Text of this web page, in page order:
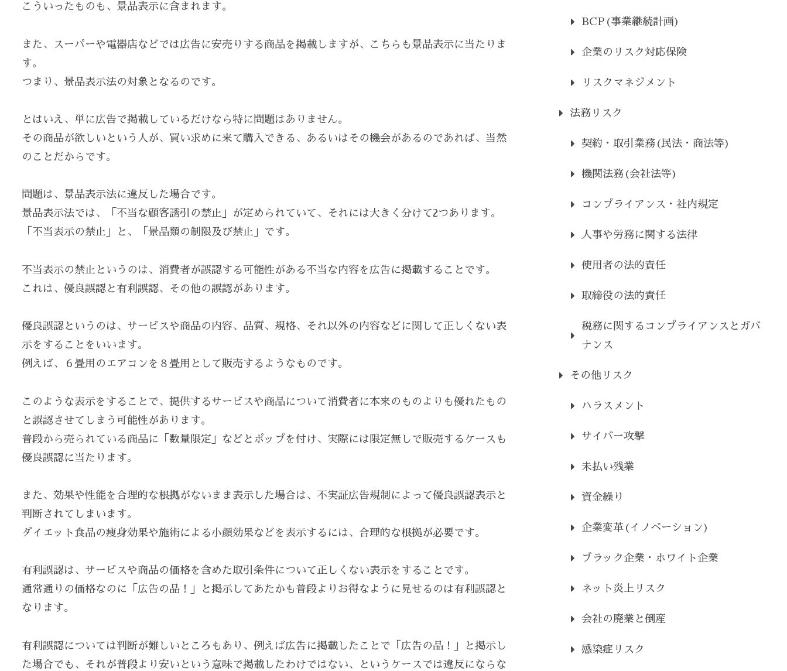
こういったものも、景品表示に含まれます。
また、スーパーや電器店などでは広告に安売りする商品を掲載しますが、こちらも景品表示に当たりま
す。
つまり、景品表示法の対象となるのです。
とはいえ、単に広告で掲載しているだけなら特に問題はありません。
その商品が欲しいという人が、買い求めに来て購入できる、あるいはその機会があるのであれば、当然
のことだからです。
問題は、景品表示法に違反した場合です。
景品表示法では、「不当な顧客誘引の禁止」が定められていて、それには大きく分けて2つあります。
「不当表示の禁止」と、「景品類の制限及び禁止」です。
不当表示の禁止というのは、消費者が誤認する可能性がある不当な内容を広告に掲載することです。
これは、優良誤認と有利誤認、その他の誤認があります。
優良誤認というのは、サービスや商品の内容、品質、規格、それ以外の内容などに関して正しくない表
示をすることをいいます。
例えば、６畳用のエアコンを８畳用として販売するようなものです。
このような表示をすることで、提供するサービスや商品について消費者に本来のものよりも優れたもの
と誤認させてしまう可能性があります。
普段から売られている商品に「数量限定」などとポップを付け、実際には限定無しで販売するケースも
優良誤認に当たります。
また、効果や性能を合理的な根拠がないまま表示した場合は、不実証広告規制によって優良誤認表示と
判断されてしまいます。
ダイエット食品の痩身効果や施術による小顔効果などを表示するには、合理的な根拠が必要です。
有利誤認は、サービスや商品の価格を含めた取引条件について正しくない表示をすることです。
通常通りの価格なのに「広告の品！」と掲示してあたかも普段よりお得なように見せるのは有利誤認と
なります。
有利誤認については判断が難しいところもあり、例えば広告に掲載したことで「広告の品！」と掲示し
た場合でも、それが普段より安いという意味で掲載したわけではない、というケースでは違反にならな
BCP(事業継続計画)
企業のリスク対応保険
リスクマネジメント
法務リスク
契約・取引業務(民法・商法等)
機関法務(会社法等)
コンプライアンス・社内規定
人事や労務に関する法律
使用者の法的責任
取締役の法的責任
税務に関するコンプライアンスとガバ
ナンス
その他リスク
ハラスメント
サイバー攻撃
未払い残業
資金繰り
企業変革(イノベーション)
ブラック企業・ホワイト企業
ネット炎上リスク
会社の廃業と倒産
感染症リスク